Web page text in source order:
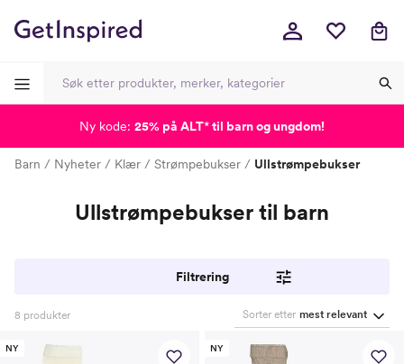
Barn Nyheter Klær Strømpebukser Ullstrømpebukser
Ullstrømpebukser til barn
Filtrering
8 produkter Sorter etter mest relevant
NY NY
Ny kode: 25% på ALT*til barn og ungdom!
-
-
-
-